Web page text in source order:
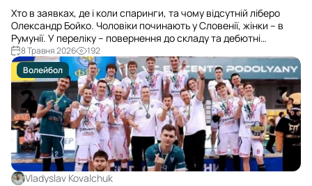
Хто в заявках, де і коли спаринги, та чому відсутній ліберо
Олександр Бойко. Чоловіки починають у Словенії, жінки – в
Румунії. У переліку – повернення до складу та дебютні
виклики.
8 Травня 2026
192
Волейбол
Vladyslav Kovalchuk